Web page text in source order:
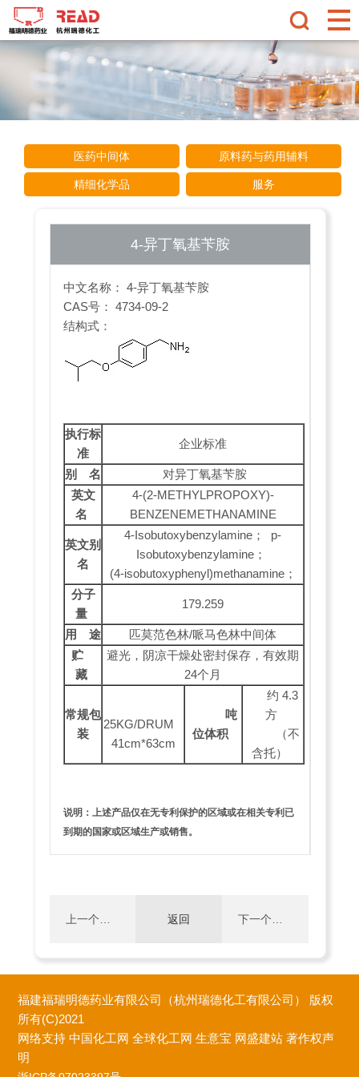
医药中间体 原料药与药用辅料
精细化学品 服务
4-异丁氧基苄胺
中文名称： 4-异丁氧基苄胺
CAS号： 4734-09-2
结构式：
执行标
准
企业标准
别 名
对异丁氧基苄胺
英文
名
4-(2-METHYLPROPOXY)-
BENZENEMETHANAMINE
英文别
名
4-Isobutoxybenzylamine； p-
Isobutoxybenzylamine；
(4-isobutoxyphenyl)methanamine；
分子
量
179.259
用 途
匹莫范色林/哌马色林中间体
贮
藏
避光，阴凉干燥处密封保存，有效期
24个月
常规包
装
25KG/DRUM
41cm*63cm
吨
位体积
约 4.3
方
（不
含托）
说明：上述产品仅在无专利保护的区域或在相关专利已
到期的国家或区域生产或销售。
上一个：
代-1,4-二
返回 下一个：
福建福瑞明德药业有限公司（杭州瑞德化工有限公司） 版权
所有(C)2021
网络支持 中国化工网 全球化工网 生意宝 网盛建站 著作权声
明